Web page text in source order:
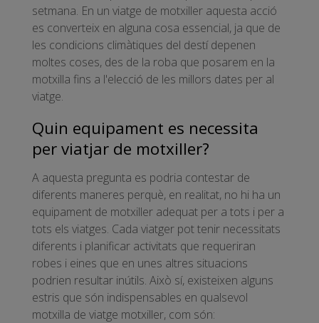
setmana. En un viatge de motxiller aquesta acció
es converteix en alguna cosa essencial, ja que de
les condicions climàtiques del destí depenen
moltes coses, des de la roba que posarem en la
motxilla fins a l'elecció de les millors dates per al
viatge.
Quin equipament es necessita
per viatjar de motxiller?
A aquesta pregunta es podria contestar de
diferents maneres perquè, en realitat, no hi ha un
equipament de motxiller adequat per a tots i per a
tots els viatges. Cada viatger pot tenir necessitats
diferents i planificar activitats que requeriran
robes i eines que en unes altres situacions
podrien resultar inútils. Això sí, existeixen alguns
estris que són indispensables en qualsevol
motxilla de viatge motxiller, com són: